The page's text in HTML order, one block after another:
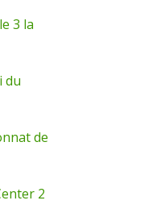
3 la
du
de
2